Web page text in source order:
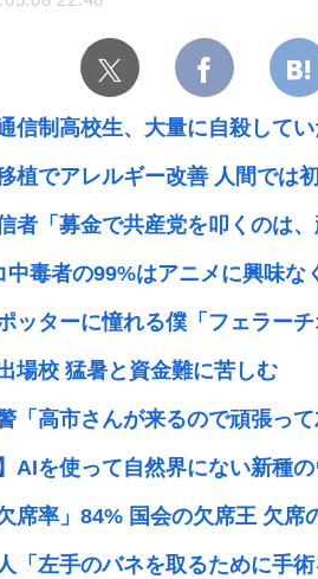
信制高校生、大量に自殺して
植でアレルギー改善 人間では
者「募金で共産党を叩くのは
中毒者の99%はアニメに興味な
ッターに憧れる僕「フェラー
場校 猛暑と資金難に苦しむ
「高市さんが来るので頑張っ
】AIを使って自然界にない新種
欠席率」84% 国会の欠席王 欠席
「左手のバネを取るために手術